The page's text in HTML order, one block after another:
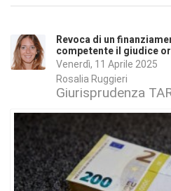
Revoca di un
competente il giudice
Venerdì, 11 Aprile 2025
Rosalia Ruggieri
Giurisprudenza